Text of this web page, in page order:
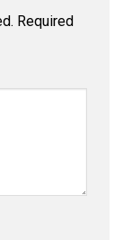
Required